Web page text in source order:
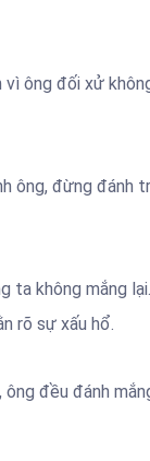
vì ông đối xử
ông, đừng đánh
ta không mắng lại.
rõ sự xấu hổ.
đều đánh